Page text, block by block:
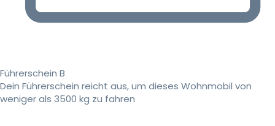
Führerschein B
Dein Führerschein reicht aus, um dieses Wohnmobil von
weniger als 3500 kg zu fahren